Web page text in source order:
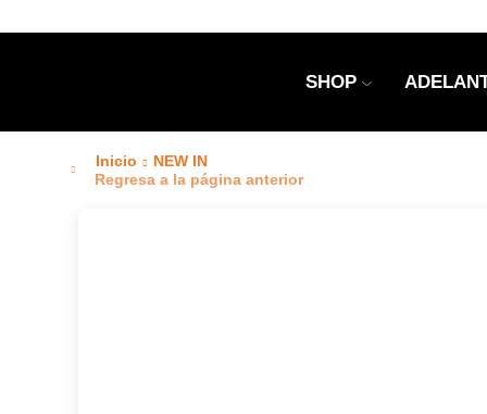
SHOP
Inicio
NEW IN
Regresa a la página anterior